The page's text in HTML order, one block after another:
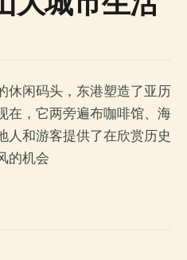
休闲码头，东港塑造了亚历
在，它两旁遍布咖啡馆、海
人和游客提供了在欣赏历史
的机会